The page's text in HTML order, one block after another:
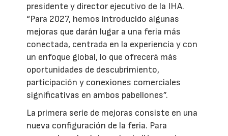
presidente y director ejecutivo de la IHA.
“Para 2027, hemos introducido algunas
mejoras que darán lugar a una feria más
conectada, centrada en la experiencia y con
un enfoque global, lo que ofrecerá más
oportunidades de descubrimiento,
participación y conexiones comerciales
significativas en ambos pabellones”.
La primera serie de mejoras consiste en una
nueva configuración de la feria. Para